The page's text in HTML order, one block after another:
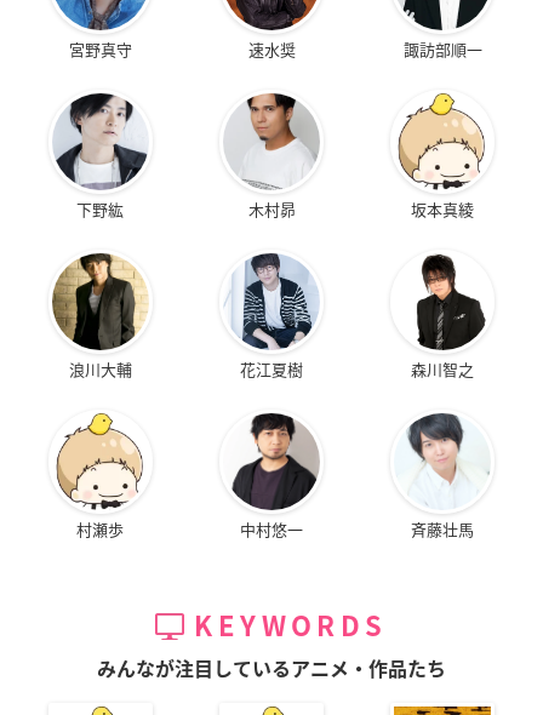
宮野真守 速水奨 諏訪部順一
下野紘 木村昴 坂本真綾
浪川大輔 花江夏樹 森川智之
村瀬歩 中村悠一 斉藤壮馬
KEYWORDS
みんなが注目しているアニメ・作品たち